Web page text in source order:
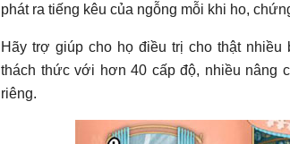
phát ra tiếng kêu của ngỗng mỗi khi ho,
Hãy trợ giúp cho họ điều trị cho thật
thách thức với hơn 40 cấp độ, nhiều nâng
riêng.